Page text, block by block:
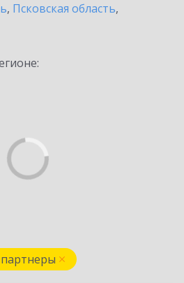
, Псковская область,